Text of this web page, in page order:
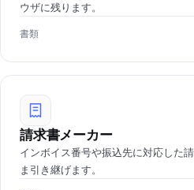
ウザに残ります。
書類
請求書メーカー
インボイス番号や振込先に対応した
ま引き継げます。